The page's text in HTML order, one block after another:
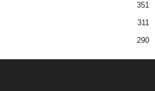
351
311
290